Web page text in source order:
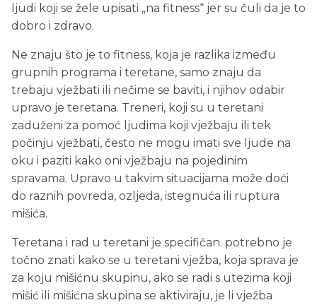
ljudi koji se žele upisati „na fitness“ jer su čuli da je to
dobro i zdravo.
Ne znaju što je to fitness, koja je razlika između
grupnih programa i teretane, samo znaju da
trebaju vježbati ili nečime se baviti, i njihov odabir
upravo je teretana. Treneri, koji su u teretani
zaduženi za pomoć ljudima koji vježbaju ili tek
počinju vježbati, često ne mogu imati sve ljude na
oku i paziti kako oni vježbaju na pojedinim
spravama. Upravo u takvim situacijama može doći
do raznih povreda, ozljeda, istegnuća ili ruptura
mišića.
Teretana i rad u teretani je specifičan. potrebno je
točno znati kako se u teretani vježba, koja sprava je
za koju mišićnu skupinu, ako se radi s utezima koji
mišić ili mišićna skupina se aktiviraju, je li vježba